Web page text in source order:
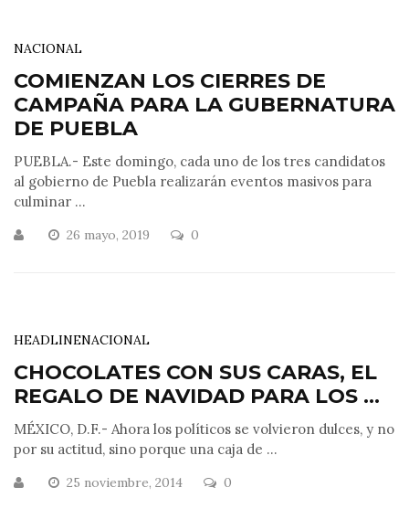
NACIONAL
COMIENZAN LOS CIERRES DE
CAMPAÑA PARA LA GUBERNATURA
DE PUEBLA
PUEBLA.- Este domingo, cada uno de los tres candidatos
al gobierno de Puebla realizarán eventos masivos para
culminar ...
26 mayo, 2019 0
HEADLINENACIONAL
CHOCOLATES CON SUS CARAS, EL
REGALO DE NAVIDAD PARA LOS ...
MÉXICO, D.F.- Ahora los políticos se volvieron dulces, y no
por su actitud, sino porque una caja de ...
25 noviembre, 2014 0